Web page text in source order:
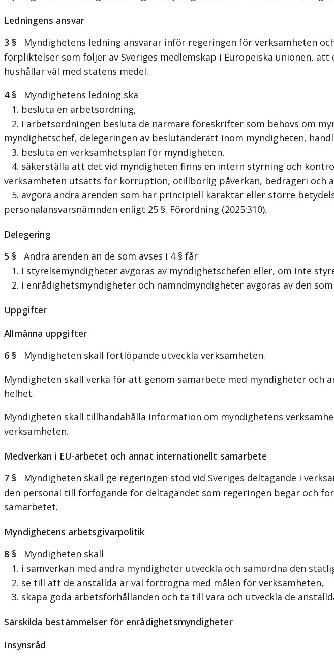
Ledningens ansvar
3 § Myndighetens ledning ansvarar inför regeringen för verksamheten
förpliktelser som följer av Sveriges medlemskap i Europeiska unionen,
hushållar väl med statens medel.
4 § Myndighetens ledning ska
1. besluta en arbetsordning,
2. i arbetsordningen besluta de närmare föreskrifter som behövs om
myndighetschef, delegeringen av beslutanderätt inom myndigheten,
3. besluta en verksamhetsplan för myndigheten,
4. säkerställa att det vid myndigheten finns en intern styrning och
verksamheten utsätts för korruption, otillbörlig påverkan, bedrägeri och
5. avgöra andra ärenden som har principiell karaktär eller större
personalansvarsnämnden enligt 25 §. Förordning (2025:310).
Delegering
5 § Andra ärenden än de som avses i 4 § får
1. i styrelsemyndigheter avgöras av myndighetschefen eller, om inte
2. i enrådighetsmyndigheter och nämndmyndigheter avgöras av den
Uppgifter
Allmänna uppgifter
6 § Myndigheten skall fortlöpande utveckla verksamheten.
Myndigheten skall verka för att genom samarbete med myndigheter
helhet.
Myndigheten skall tillhandahålla information om myndighetens
verksamheten.
Medverkan i EU-arbetet och annat internationellt samarbete
7 § Myndigheten skall ge regeringen stöd vid Sveriges deltagande i
den personal till förfogande för deltagandet som regeringen begär och
samarbetet.
Myndighetens arbetsgivarpolitik
8 § Myndigheten skall
1. i samverkan med andra myndigheter utveckla och samordna den
2. se till att de anställda är väl förtrogna med målen för verksamheten,
3. skapa goda arbetsförhållanden och ta till vara och utveckla de
Särskilda bestämmelser för enrådighetsmyndigheter
Insynsråd